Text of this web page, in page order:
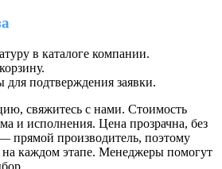
в каталоге компании.
для подтверждения заявки.
свяжитесь с нами. Стоимость
и исполнения. Цена прозрачна, без
производитель, поэтому
на каждом этапе. Менеджеры помогут